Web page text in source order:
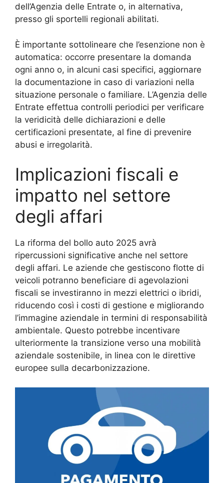
dell’Agenzia delle Entrate o, in alternativa,
presso gli sportelli regionali abilitati.
È importante sottolineare che l’esenzione non è
automatica: occorre presentare la domanda
ogni anno o, in alcuni casi specifici, aggiornare
la documentazione in caso di variazioni nella
situazione personale o familiare. L’Agenzia delle
Entrate effettua controlli periodici per verificare
la veridicità delle dichiarazioni e delle
certificazioni presentate, al fine di prevenire
abusi e irregolarità.
Implicazioni fiscali e
impatto nel settore
degli affari
La riforma del bollo auto 2025 avrà
ripercussioni significative anche nel settore
degli affari. Le aziende che gestiscono flotte di
veicoli potranno beneficiare di agevolazioni
fiscali se investiranno in mezzi elettrici o ibridi,
riducendo così i costi di gestione e migliorando
l’immagine aziendale in termini di responsabilità
ambientale. Questo potrebbe incentivare
ulteriormente la transizione verso una mobilità
aziendale sostenibile, in linea con le direttive
europee sulla decarbonizzazione.